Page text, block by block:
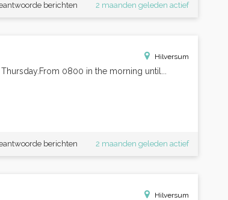
2 maanden geleden actief
berichten
Hilversum
0800 in the morning until...
2 maanden geleden actief
berichten
Hilversum